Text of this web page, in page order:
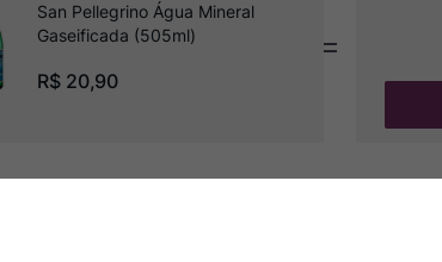
San Pellegrino Água Mineral
Gaseificada (505ml)
R$ 20,90